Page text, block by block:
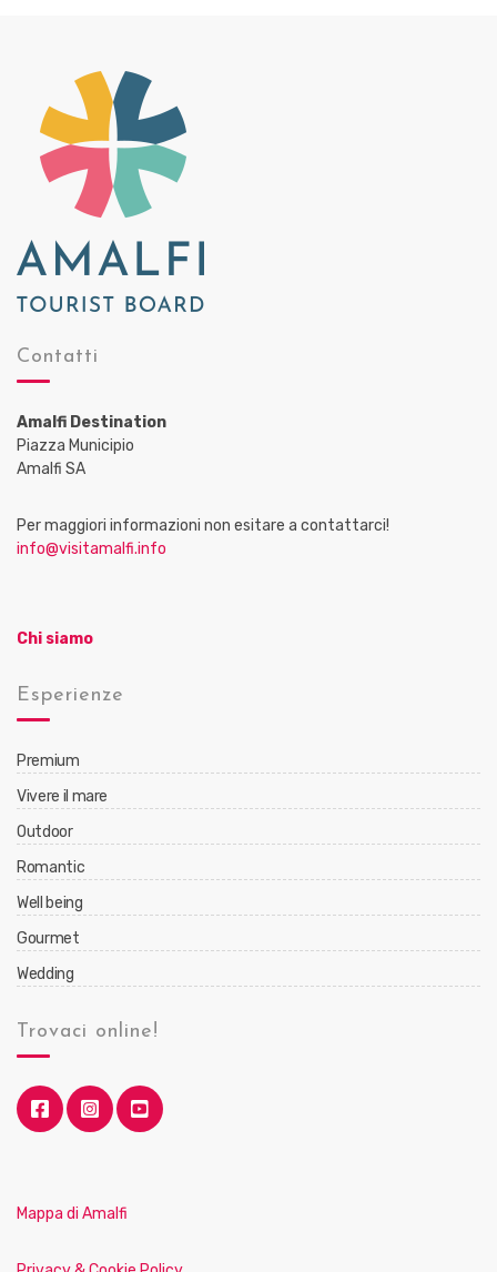
Contatti
Amalfi Destination
Piazza Municipio
Amalfi SA
Per maggiori informazioni non esitare a contattarci!
info@visitamalfi.info
Chi siamo
Esperienze
Premium
Vivere il mare
Outdoor
Romantic
Well being
Gourmet
Wedding
Trovaci online!
Mappa di Amalfi